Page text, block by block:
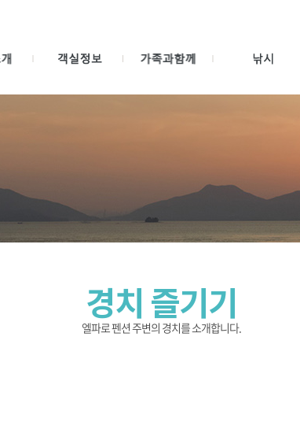
경치 즐기기
엘파로 펜션 주변의 경치를 소개합니다.